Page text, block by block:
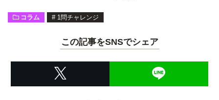
コラム # 1問チャレンジ
この記事をSNSでシェア